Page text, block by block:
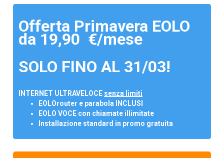
Offerta Primavera EOLO
da 19,90 €/mese
SOLO FINO AL 31/03!
INTERNET ULTRAVELOCE senza limiti
EOLOrouter e parabola INCLUSI
EOLO VOCE con chiamate illimitate
Installazione standard in promo gratuita